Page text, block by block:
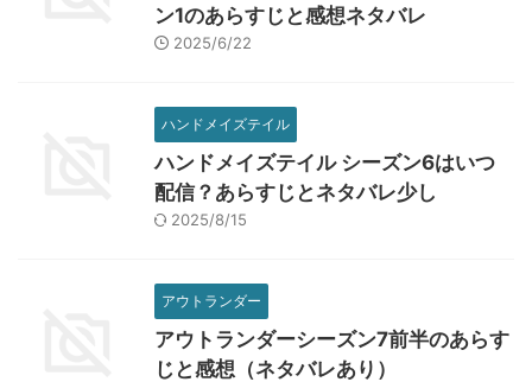
ン1のあらすじと感想ネタバレ
2025/6/22
ハンドメイズテイル
ハンドメイズテイル シーズン6はいつ
配信？あらすじとネタバレ少し
2025/8/15
アウトランダー
アウトランダーシーズン7前半のあらす
じと感想（ネタバレあり）